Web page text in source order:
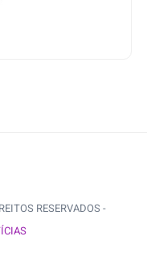
RESERVADOS -